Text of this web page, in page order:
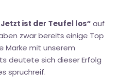
ist der Teufel los“auf
zwar bereits einige Top
Marke mit unserem
deutete sich dieser Erfolg
spruchreif.